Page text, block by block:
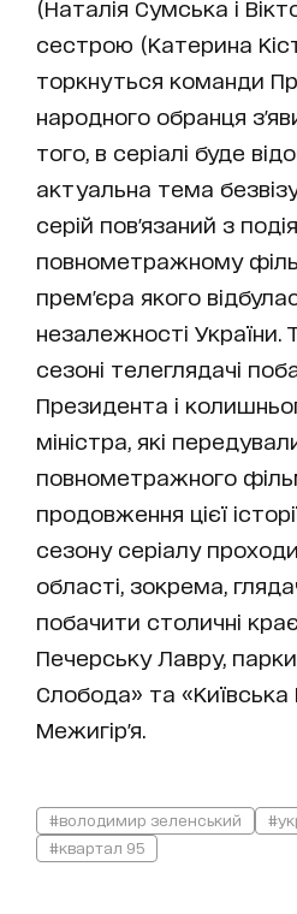
(Наталія Сумська і
сестрою (Катерина
торкнуться команди
народного обранця
того, в серіалі буде
актуальна тема
серій пов'язаний з
повнометражному
прем'єра якого
незалежності України.
сезоні телеглядачі
Президента і
міністра, які
повнометражного
продовження цієї
сезону серіалу
області, зокрема,
побачити столичні
Печерську Лавру,
Слобода» та
Межигір'я.
#володимир зеленський
#квартал 95